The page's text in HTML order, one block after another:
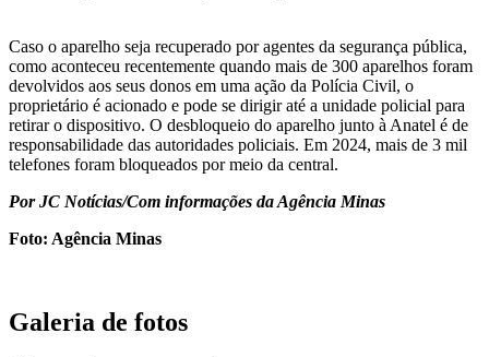
Caso o aparelho seja recuperado por agentes da segurança pública,
como aconteceu recentemente quando mais de 300 aparelhos foram
devolvidos aos seus donos em uma ação da Polícia Civil, o
proprietário é acionado e pode se dirigir até a unidade policial para
retirar o dispositivo. O desbloqueio do aparelho junto à Anatel é de
responsabilidade das autoridades policiais. Em 2024, mais de 3 mil
telefones foram bloqueados por meio da central.
Por JC Notícias/Com informações da Agência Minas
Foto: Agência Minas
Galeria de fotos